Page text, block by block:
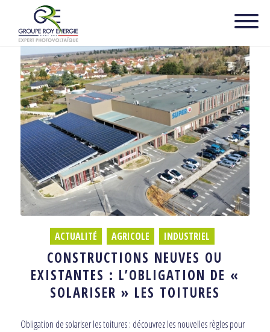
ACTUALITÉ AGRICOLE INDUSTRIEL
CONSTRUCTIONS NEUVES OU
EXISTANTES : L’OBLIGATION DE «
SOLARISER » LES TOITURES
Obligation de solariser les toitures : découvrez les nouvelles règles pour